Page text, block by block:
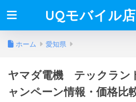
UQモバイル
ホーム 愛知県
ヤマダ電機 テックラン
ャンペーン情報・価格比